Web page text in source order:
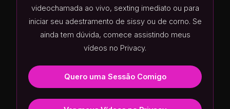
videochamada ao vivo, sexting imediato ou para
iniciar seu adestramento de sissy ou de corno. Se
ainda tem dúvida, comece assistindo meus
vídeos no Privacy.
Quero uma Sessão Comigo